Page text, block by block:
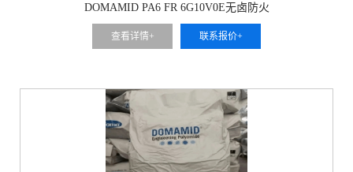
DOMAMID PA6 FR 6G10V0E无卤防火
查看详情+ 联系报价+